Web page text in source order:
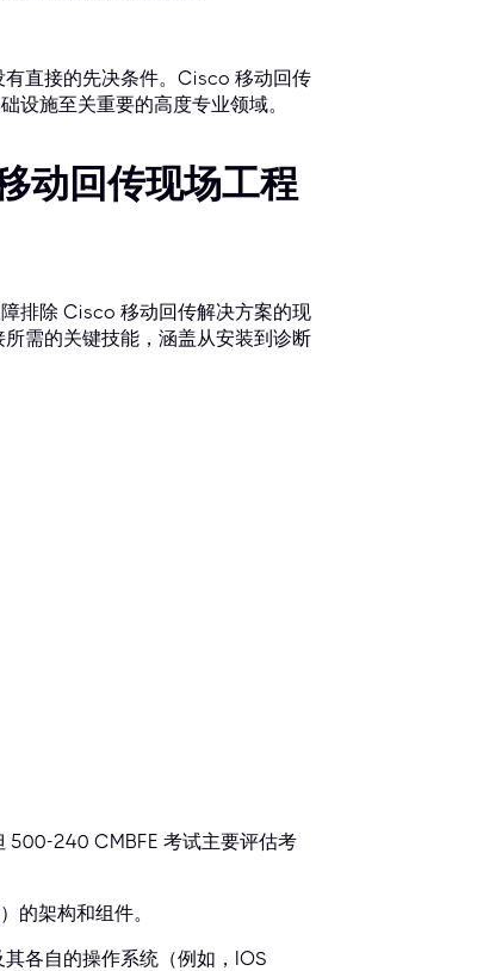
直接的先决条件。Cisco 移动回传
设施至关重要的高度专业领域。
动回传现场工程
排除 Cisco 移动回传解决方案的现
需的关键技能，涵盖从安装到诊断
500-240 CMBFE 考试主要评估考
的架构和组件。
各自的操作系统（例如，IOS